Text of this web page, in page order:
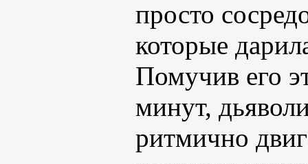
просто
которые
Помучив его
минут,
ритмично